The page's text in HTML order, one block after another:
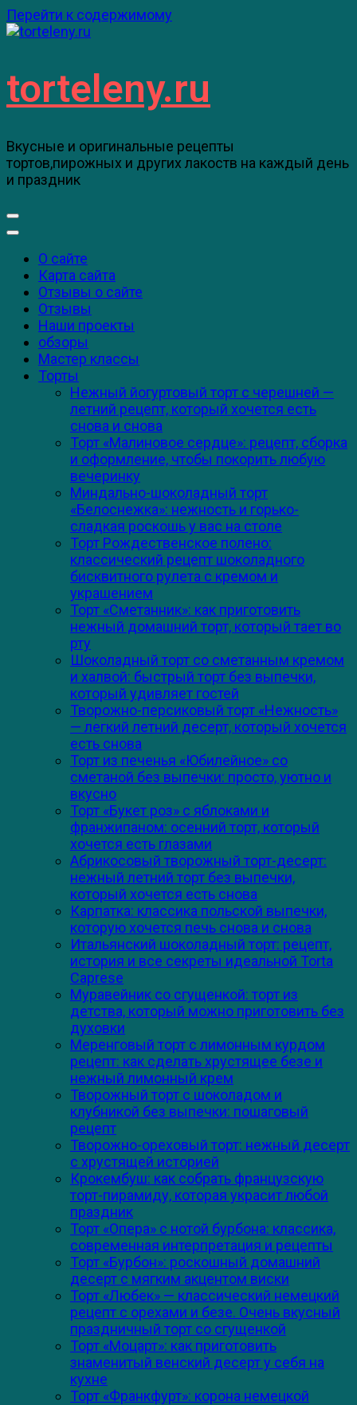
Перейти к содержимому
torteleny.ru
Вкусные и оригинальные рецепты
тортов,пирожных и других лакоств на каждый день
и праздник
О сайте
Карта сайта
Отзывы о сайте
Отзывы
Наши проекты
обзоры
Мастер классы
Торты
Нежный йогуртовый торт с черешней —
летний рецепт, который хочется есть
снова и снова
Торт «Малиновое сердце»: рецепт, сборка
и оформление, чтобы покорить любую
вечеринку
Миндально-шоколадный торт
«Белоснежка»: нежность и горько-
сладкая роскошь у вас на столе
Торт Рождественское полено:
классический рецепт шоколадного
бисквитного рулета с кремом и
украшением
Торт «Сметанник»: как приготовить
нежный домашний торт, который тает во
рту
Шоколадный торт со сметанным кремом
и халвой: быстрый торт без выпечки,
который удивляет гостей
Творожно-персиковый торт «Нежность»
— легкий летний десерт, который хочется
есть снова
Торт из печенья «Юбилейное» со
сметаной без выпечки: просто, уютно и
вкусно
Торт «Букет роз» с яблоками и
франжипаном: осенний торт, который
хочется есть глазами
Абрикосовый творожный торт-десерт:
нежный летний торт без выпечки,
который хочется есть снова
Карпатка: классика польской выпечки,
которую хочется печь снова и снова
Итальянский шоколадный торт: рецепт,
история и все секреты идеальной Torta
Caprese
Муравейник со сгущенкой: торт из
детства, который можно приготовить без
духовки
Меренговый торт с лимонным курдом
рецепт: как сделать хрустящее безе и
нежный лимонный крем
Творожный торт с шоколадом и
клубникой без выпечки: пошаговый
рецепт
Творожно-ореховый торт: нежный десерт
с хрустящей историей
Крокембуш: как собрать французскую
торт-пирамиду, которая украсит любой
праздник
Торт «Опера» с нотой бурбона: классика,
современная интерпретация и рецепты
Торт «Бурбон»: роскошный домашний
десерт с мягким акцентом виски
Торт «Любек» — классический немецкий
рецепт с орехами и безе. Очень вкусный
праздничный торт со сгущенкой
Торт «Моцарт»: как приготовить
знаменитый венский десерт у себя на
кухне
Торт «Франкфурт»: корона немецкой